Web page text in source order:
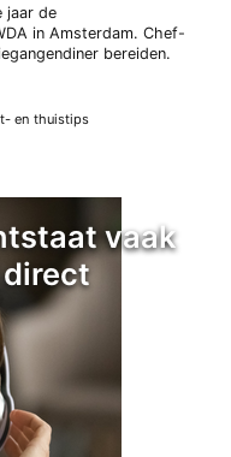
jaar de
in Amsterdam. Chef-
bereiden.
en thuistips
vaak